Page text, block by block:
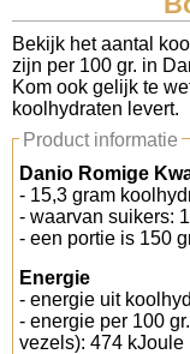
Koolhydraten
Links
Bekijk het aantal
zijn per 100 gr. in
Kom ook gelijk te
koolhydraten levert.
Product informatie
Danio Romige
- 15,3 gram
- waarvan suikers:
- een portie is 150
Energie
- energie uit
- energie per 100
vezels): 474 kJoule